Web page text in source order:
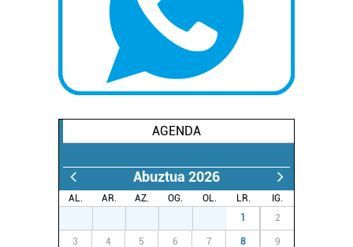
AGENDA
Abuztua 2026
AL. AR. AZ. OG. OL. LR.
IG.
1 2
3 4 5 6 7 8 9